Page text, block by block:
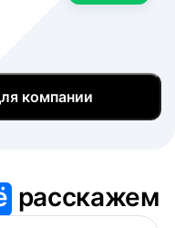
компании
расскажем